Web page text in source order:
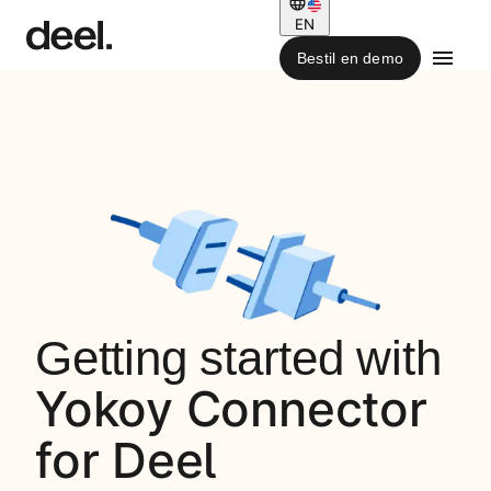
EN
Bestil en demo
Getting started with
Yokoy Connector
for Deel